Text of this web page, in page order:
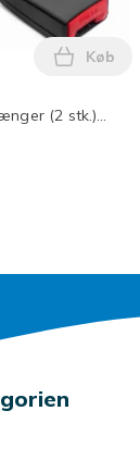
(2 stk.)
- 25 cm
Læg
Køb